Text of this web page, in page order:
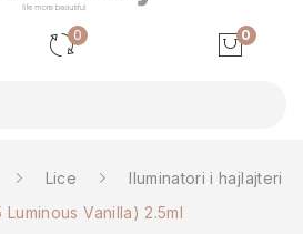
0 0
Lice
Iluminatori i hajlajteri
Vanilla) 2.5ml